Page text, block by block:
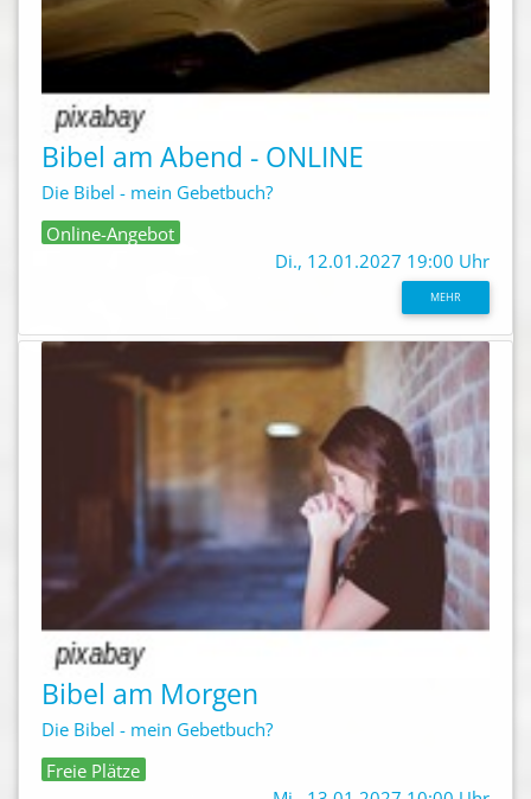
Bibel am Abend - ONLINE
Die Bibel - mein Gebetbuch?
Online-Angebot
Di., 12.01.2027 19:00 Uhr
MEHR
Bibel am Morgen
Die Bibel - mein Gebetbuch?
Freie Plätze